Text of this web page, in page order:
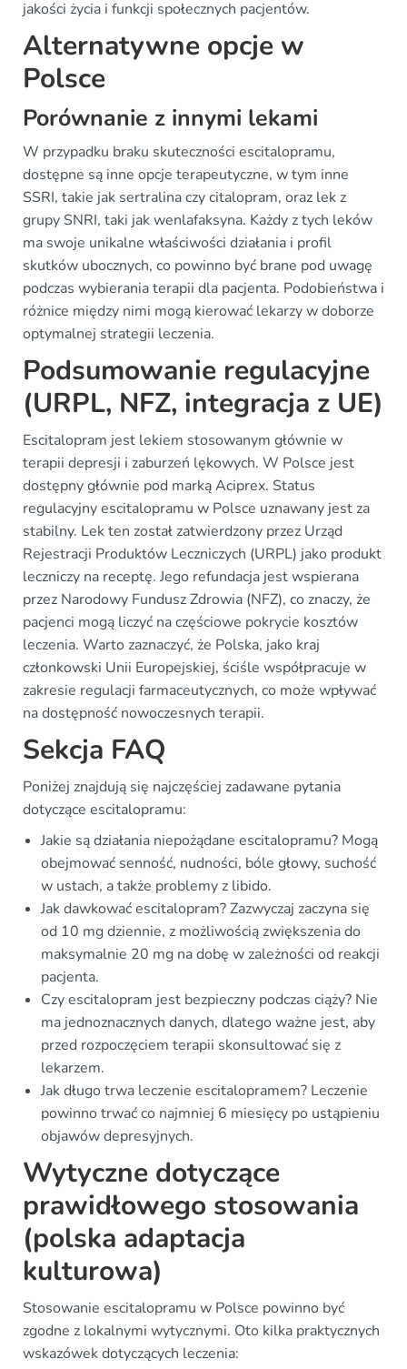
jakości życia i funkcji społecznych pacjentów.
Alternatywne opcje w
Polsce
Porównanie z innymi lekami
W przypadku braku skuteczności escitalopramu,
dostępne są inne opcje terapeutyczne, w tym inne
SSRI, takie jak sertralina czy citalopram, oraz lek z
grupy SNRI, taki jak wenlafaksyna. Każdy z tych leków
ma swoje unikalne właściwości działania i profil
skutków ubocznych, co powinno być brane pod uwagę
podczas wybierania terapii dla pacjenta. Podobieństwa i
różnice między nimi mogą kierować lekarzy w doborze
optymalnej strategii leczenia.
Podsumowanie regulacyjne
(URPL, NFZ, integracja z UE)
Escitalopram jest lekiem stosowanym głównie w
terapii depresji i zaburzeń lękowych. W Polsce jest
dostępny głównie pod marką Aciprex. Status
regulacyjny escitalopramu w Polsce uznawany jest za
stabilny. Lek ten został zatwierdzony przez Urząd
Rejestracji Produktów Leczniczych (URPL) jako produkt
leczniczy na receptę. Jego refundacja jest wspierana
przez Narodowy Fundusz Zdrowia (NFZ), co znaczy, że
pacjenci mogą liczyć na częściowe pokrycie kosztów
leczenia. Warto zaznaczyć, że Polska, jako kraj
członkowski Unii Europejskiej, ściśle współpracuje w
zakresie regulacji farmaceutycznych, co może wpływać
na dostępność nowoczesnych terapii.
Sekcja FAQ
Poniżej znajdują się najczęściej zadawane pytania
dotyczące escitalopramu:
Jakie są działania niepożądane escitalopramu? Mogą
obejmować senność, nudności, bóle głowy, suchość
w ustach, a także problemy z libido.
Jak dawkować escitalopram? Zazwyczaj zaczyna się
od 10 mg dziennie, z możliwością zwiększenia do
maksymalnie 20 mg na dobę w zależności od reakcji
pacjenta.
Czy escitalopram jest bezpieczny podczas ciąży? Nie
ma jednoznacznych danych, dlatego ważne jest, aby
przed rozpoczęciem terapii skonsultować się z
lekarzem.
Jak długo trwa leczenie escitalopramem? Leczenie
powinno trwać co najmniej 6 miesięcy po ustąpieniu
objawów depresyjnych.
Wytyczne dotyczące
prawidłowego stosowania
(polska adaptacja
kulturowa)
Stosowanie escitalopramu w Polsce powinno być
zgodne z lokalnymi wytycznymi. Oto kilka praktycznych
wskazówek dotyczących leczenia: